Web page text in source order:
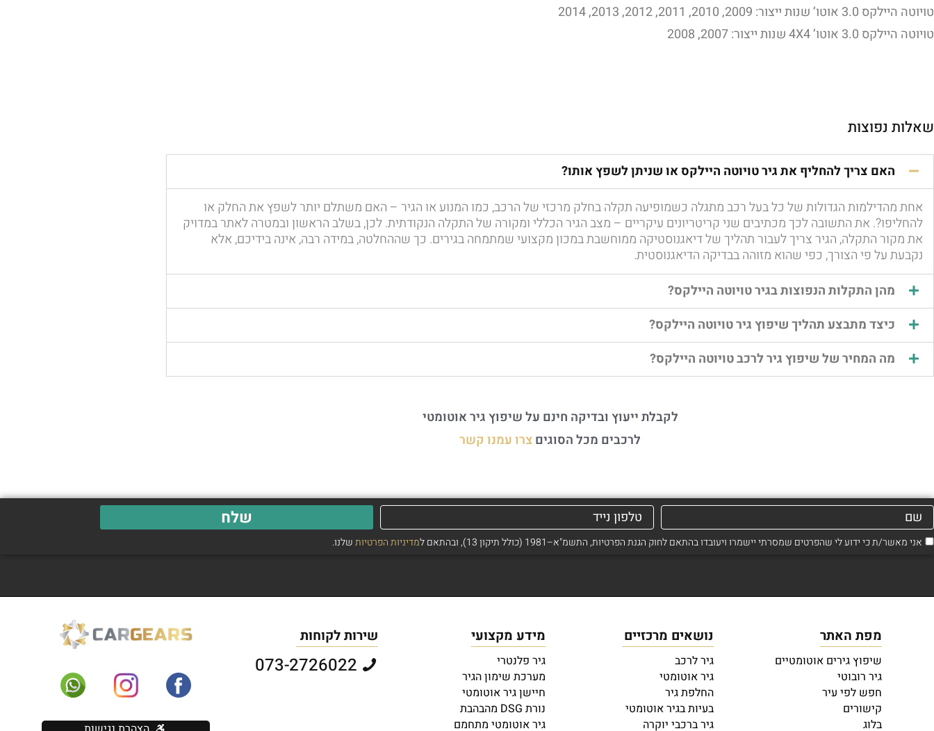
טויוטה היילקס 3.0 אוטו’ שנות ייצור: 2009, 2010, 2011, 2012, 2013, 2014
טויוטה היילקס 3.0 אוטו’ 4X4 שנות ייצור: 2007, 2008
שאלות נפוצות
האם צריך להחליף את גיר טויוטה היילקס או שניתן לשפץ אותו?
אחת מהדילמות הגדולות של כל בעל רכב מתגלה כשמופיעה תקלה בחלק מרכזי של הרכב, כמו המנוע או הגיר – האם משתלם יותר לשפץ את החלק או
להחליפו?. את התשובה לכך מכתיבים שני קריטריונים עיקריים – מצב הגיר הכללי ומקורה של התקלה הנקודתית. לכן, בשלב הראשון ובמטרה לאתר במדויק
את מקור התקלה, הגיר צריך לעבור תהליך של דיאגנוסטיקה ממוחשבת במכון מקצועי שמתמחה בגירים. כך שההחלטה, במידה רבה, אינה בידיכם, אלא
נקבעת על פי הצורך, כפי שהוא מזוהה בבדיקה הדיאגנוסטית.
מהן התקלות הנפוצות בגיר טויוטה היילקס?
כיצד מתבצע תהליך שיפוץ גיר טויוטה היילקס?
מה המחיר של שיפוץ גיר לרכב טויוטה היילקס?
לקבלת ייעוץ ובדיקה חינם על שיפוץ גיר אוטומטי
לרכבים מכל הסוגיםצרו עמנו קשר
אני מאשר/ת כי ידוע לי שהפרטים שמסרתי יישמרו ויעובדו בהתאם לחוק הגנת הפרטיות, התשמ"א–1981 (כולל תיקון 13), ובהתאם ל מדיניות הפרטיותשלנו.
שלח
מפת האתר
שיפוץ גירים אוטומטיים
גיר רובוטי
חפש לפי עיר
קישורים
בלוג
נושאים מרכזיים
גיר לרכב
גיר אוטומטי
החלפת גיר
בעיות בגיר אוטומטי
גיר ברכבי יוקרה
מידע מקצועי
גיר פלנטרי
מערכת שימון הגיר
חיישן גיר אוטומטי
נורת DSG מהבהבת
גיר אוטומטי מתחמם
שירות לקוחות